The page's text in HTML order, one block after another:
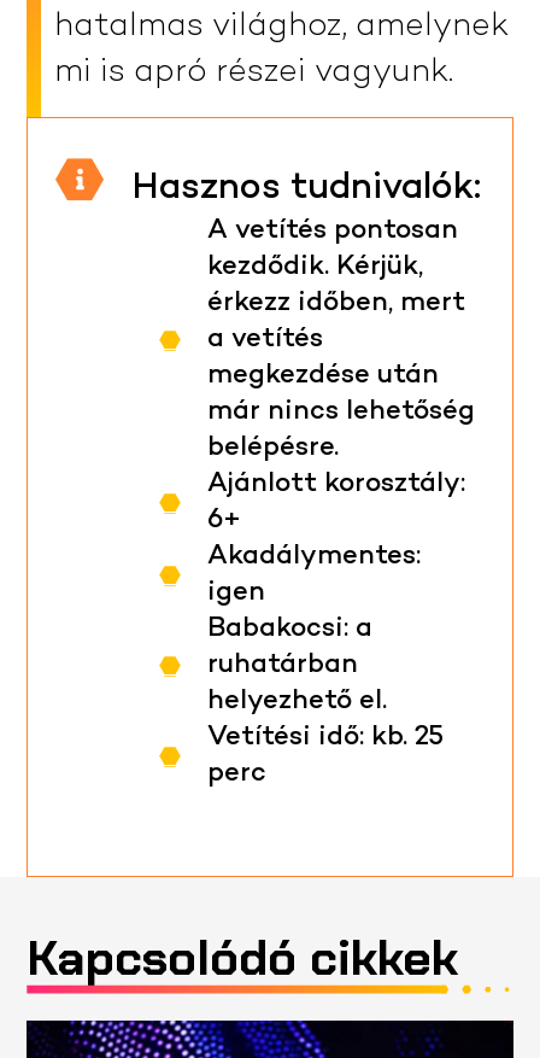
hatalmas világhoz, amelynek
mi is apró részei vagyunk.
Hasznos tudnivalók:
A vetítés pontosan
kezdődik. Kérjük,
érkezz időben, mert
a vetítés
megkezdése után
már nincs lehetőség
belépésre.
Ajánlott korosztály:
6+
Akadálymentes:
igen
Babakocsi: a
ruhatárban
helyezhető el.
Vetítési idő: kb. 25
perc
Kapcsolódó cikkek